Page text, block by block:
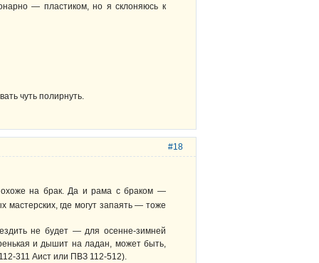
— пластиком, но я склоняюсь к
чуть полирнуть.
#18
на брак. Да и рама с браком —
мастерских, где могут запаять — тоже
не будет — для осенне-зимней
и дышит на ладан, может быть,
311 Аист или ПВЗ 112-512).